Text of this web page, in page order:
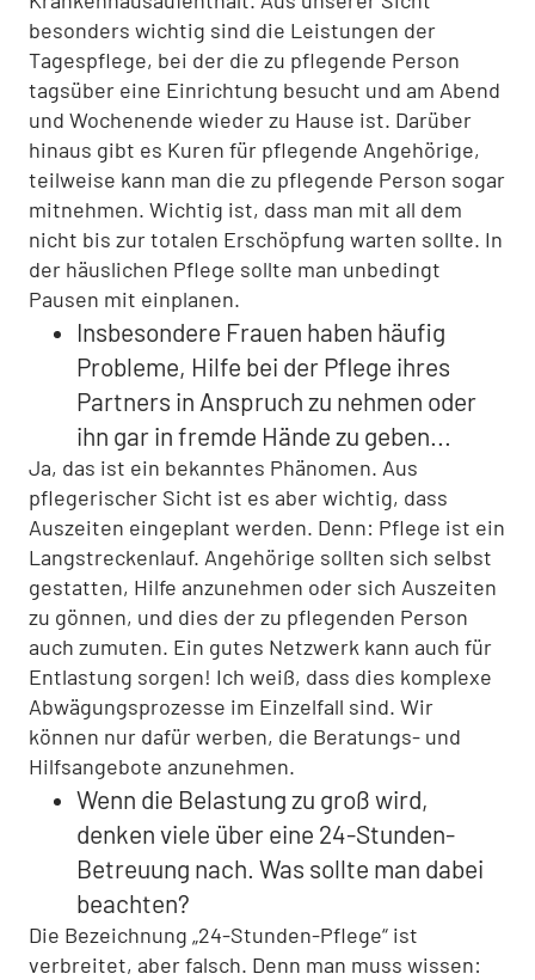
besonders wichtig sind die Leistungen der
Tagespflege, bei der die zu pflegende Person
tagsüber eine Einrichtung besucht und am Abend
und Wochenende wieder zu Hause ist. Darüber
hinaus gibt es Kuren für pflegende Angehörige,
teilweise kann man die zu pflegende Person sogar
mitnehmen. Wichtig ist, dass man mit all dem
nicht bis zur totalen Erschöpfung warten sollte. In
der häuslichen Pflege sollte man unbedingt
Pausen mit einplanen.
Insbesondere Frauen haben häufig
Probleme, Hilfe bei der Pflege ihres
Partners in Anspruch zu nehmen oder
ihn gar in fremde Hände zu geben...
Ja, das ist ein bekanntes Phänomen. Aus
pflegerischer Sicht ist es aber wichtig, dass
Auszeiten eingeplant werden. Denn: Pflege ist ein
Langstreckenlauf. Angehörige sollten sich selbst
gestatten, Hilfe anzunehmen oder sich Auszeiten
zu gönnen, und dies der zu pflegenden Person
auch zumuten. Ein gutes Netzwerk kann auch für
Entlastung sorgen! Ich weiß, dass dies komplexe
Abwägungsprozesse im Einzelfall sind. Wir
können nur dafür werben, die Beratungs- und
Hilfsangebote anzunehmen.
Wenn die Belastung zu groß wird,
denken viele über eine 24-Stunden-
Betreuung nach. Was sollte man dabei
beachten?
Die Bezeichnung „24-Stunden-Pflege“ ist
verbreitet, aber falsch. Denn man muss wissen: